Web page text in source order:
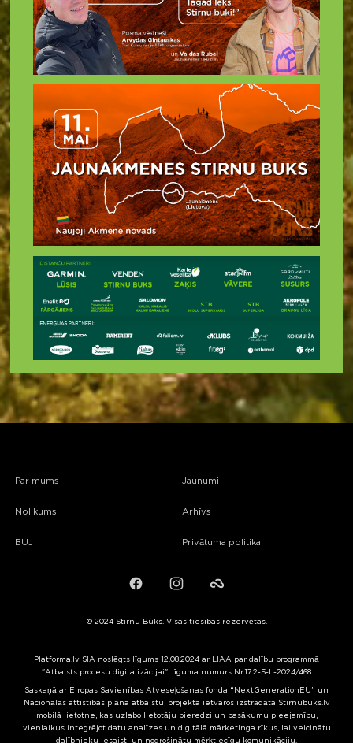
Par mums
Nolikums
BUJ
Jaunumi
Arhīvs
Privātuma politika
FacebookInstagramFailiem.lv
© 2024 Stirnu Buks. Visas tiesības rezervētas.
Platforma.lv SIA noslēgts līgums 12.08.2024 ar LIAA par dalību programmā
"Atbalsts procesu digitalizācijai", līguma numurs Nr.17.2-5-L-2024/468
Saskaņā ar Eiropas Savienības Atveseļošanas fonda “NextGenerationEU” un
Nacionālās attīstības plāna atbalstu, projekta ietvaros izstrādāta Stirnubuks.lv
mobilā lietotne, kas uzlabo lietotāju pieredzi un pasākumu pieejamību,
vienlaikus integrējot datu analīzes un digitālā mārketinga rīkus, lai veicinātu
dalībnieku iesaisti un nodrošinātu mērķtiecīgu komunikāciju.